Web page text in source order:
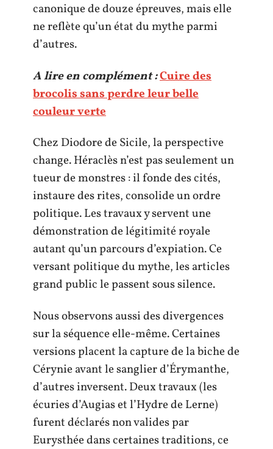
canonique de douze épreuves, mais elle
ne reflète qu’un état du mythe parmi
d’autres.
A lire en complément :Cuire des
brocolis sans perdre leur belle
couleur verte
Chez Diodore de Sicile, la perspective
change. Héraclès n’est pas seulement un
tueur de monstres : il fonde des cités,
instaure des rites, consolide un ordre
politique. Les travaux y servent une
démonstration de légitimité royale
autant qu’un parcours d’expiation. Ce
versant politique du mythe, les articles
grand public le passent sous silence.
Nous observons aussi des divergences
sur la séquence elle-même. Certaines
versions placent la capture de la biche de
Cérynie avant le sanglier d’Érymanthe,
d’autres inversent. Deux travaux (les
écuries d’Augias et l’Hydre de Lerne)
furent déclarés non valides par
Eurysthée dans certaines traditions, ce